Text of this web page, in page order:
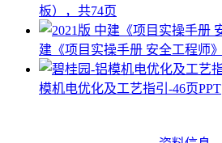
板），共74页
建《项目实操手册 安全工程师》
模机电优化及工艺指引-46页PPT